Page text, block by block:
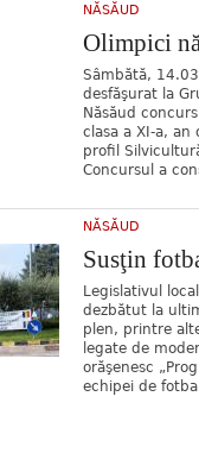
NĂSĂUD
Olimpici
Sâmbătă,
desfăşurat la
Năsăud
clasa a XI-a, an
profil
Concursul a
NĂSĂUD
Susţin
Legislativul
dezbătut la
plen, printre
legate de
orăşenesc
echipei de